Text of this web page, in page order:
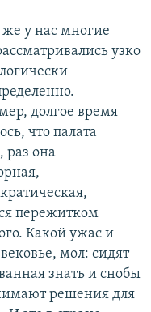
у нас многие
узко
долгое время
что палата
раз она
пережитком
Какой ужас и
мол: сидят
знать и снобы
решения для